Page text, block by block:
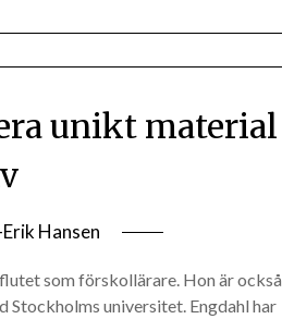
unikt material
Hansen
som förskollärare. Hon är också
Stockholms universitet. Engdahl har